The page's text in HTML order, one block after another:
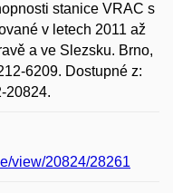
stanice VRAC s
v letech 2011 až
a ve Slezsku. Brno,
6209. Dostupné z:
20824.
view/20824/28261